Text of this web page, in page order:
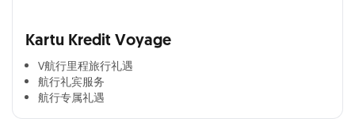
Kartu Kredit Voyage
V航行里程旅行礼遇
航行礼宾服务
航行专属礼遇
Cross Selling Banner Global